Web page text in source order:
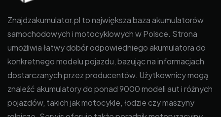
Znajdzakumulator.pl to największa baza akumulatorów
samochodowych i motocyklowych w Polsce. Strona
umożliwia łatwy dobór odpowiedniego akumulatora do
konkretnego modelu pojazdu, bazując na informacjach
dostarczanych przez producentów. Użytkownicy mogą
znaleźć akumulatory do ponad 9000 modeli aut i różnych
pojazdów, takich jak motocykle, łodzie czy maszyny